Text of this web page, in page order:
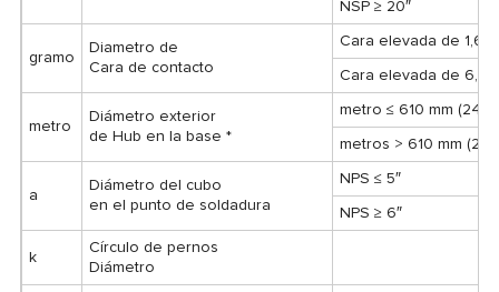
NSP ≥ 20″
gramo
Diametro de
Cara de contacto
Cara elevada de 1,60
Cara elevada de 6,40
metro
Diámetro exterior
de Hub en la base *
metro ≤ 610 mm (24″)
metros > 610 mm (24″)
a
Diámetro del cubo
en el punto de soldadura
NPS ≤ 5″
NPS ≥ 6″
k
Círculo de pernos
Diámetro